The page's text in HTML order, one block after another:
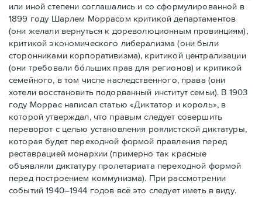
или иной степени соглашались и со сформулированной в
1899 году Шарлем Моррасом критикой департаментов
(они желали вернуться к дореволюционным провинциям),
критикой экономического либерализма (они были
сторонниками корпоративизма), критикой централизации
(они требовали бóльших прав для регионов) и критикой
семейного, в том числе наследственного, права (они
хотели восстановить подорванный институт семьи). В 1903
году Моррас написал статью «Диктатор и король», в
которой утверждал, что правым следует совершить
переворот с целью установления роялистской диктатуры,
которая будет переходной формой правления перед
реставрацией монархии (примерно так красные
объявляли диктатуру пролетариата переходной формой
перед построением коммунизма). При рассмотрении
событий 1940–1944 годов всё это следует иметь в виду.